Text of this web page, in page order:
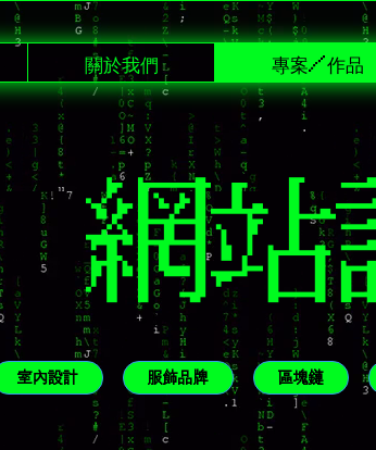
關於我們 專案/作品
網站
室內設計 服飾品牌 區塊鏈